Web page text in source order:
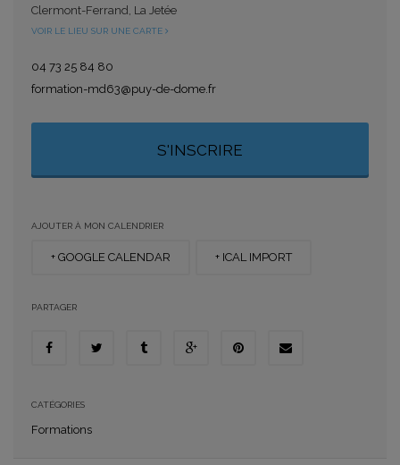
Clermont-Ferrand, La Jetée
VOIR LE LIEU SUR UNE CARTE
04 73 25 84 80
formation-md63@puy-de-dome.fr
S'INSCRIRE
AJOUTER À MON CALENDRIER
+ GOOGLE CALENDAR + ICAL IMPORT
PARTAGER
CATÉGORIES
Formations